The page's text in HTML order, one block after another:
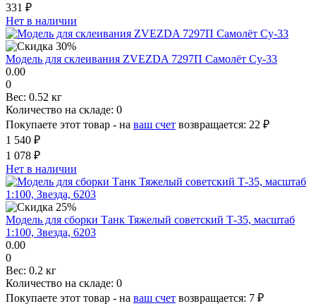
331 ₽
Нет в наличии
Модель для склеивания ZVEZDA 7297П Самолёт Су-33
0.00
0
Вес: 0.52 кг
Количество на складе: 0
Покупаете этот товар - на ваш счет возвращается: 22 ₽
1 540 ₽
1 078 ₽
Нет в наличии
Модель для сборки Танк Тяжелый советский Т-35, масштаб
1:100, Звезда, 6203
0.00
0
Вес: 0.2 кг
Количество на складе: 0
Покупаете этот товар - на ваш счет возвращается: 7 ₽